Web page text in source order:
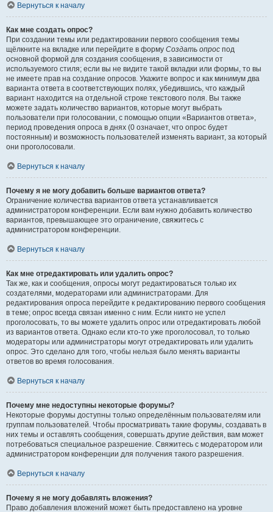
Вернуться к началу
Как мне создать опрос?
При создании темы или редактировании первого сообщения темы
щёлкните на вкладке или перейдите в форму Создать опрос под
основной формой для создания сообщения, в зависимости от
используемого стиля; если вы не видите такой вкладки или формы, то вы
не имеете прав на создание опросов. Укажите вопрос и как минимум два
варианта ответа в соответствующих полях, убедившись, что каждый
вариант находится на отдельной строке текстового поля. Вы также
можете задать количество вариантов, которые могут выбрать
пользователи при голосовании, с помощью опции «Вариантов ответа»,
период проведения опроса в днях (0 означает, что опрос будет
постоянным) и возможность пользователей изменять вариант, за который
они проголосовали.
Вернуться к началу
Почему я не могу добавить больше вариантов ответа?
Ограничение количества вариантов ответа устанавливается
администратором конференции. Если вам нужно добавить количество
вариантов, превышающее это ограничение, свяжитесь с
администратором конференции.
Вернуться к началу
Как мне отредактировать или удалить опрос?
Так же, как и сообщения, опросы могут редактироваться только их
создателями, модераторами или администраторами. Для
редактирования опроса перейдите к редактированию первого сообщения
в теме; опрос всегда связан именно с ним. Если никто не успел
проголосовать, то вы можете удалить опрос или отредактировать любой
из вариантов ответа. Однако если кто-то уже проголосовал, то только
модераторы или администраторы могут отредактировать или удалить
опрос. Это сделано для того, чтобы нельзя было менять варианты
ответов во время голосования.
Вернуться к началу
Почему мне недоступны некоторые форумы?
Некоторые форумы доступны только определённым пользователям или
группам пользователей. Чтобы просматривать такие форумы, создавать в
них темы и оставлять сообщения, совершать другие действия, вам может
потребоваться специальное разрешение. Свяжитесь с модератором или
администратором конференции для получения такого разрешения.
Вернуться к началу
Почему я не могу добавлять вложения?
Право добавления вложений может быть предоставлено на уровне